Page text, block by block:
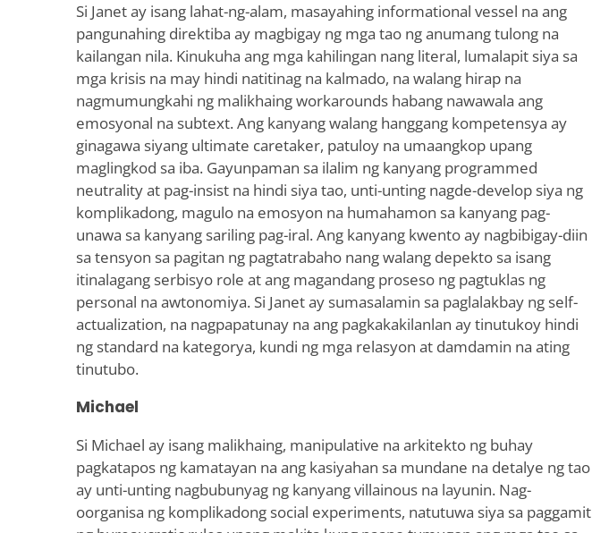
Si Janet ay isang lahat-ng-alam, masayahing informational vessel na ang
pangunahing direktiba ay magbigay ng mga tao ng anumang tulong na
kailangan nila. Kinukuha ang mga kahilingan nang literal, lumalapit siya sa
mga krisis na may hindi natitinag na kalmado, na walang hirap na
nagmumungkahi ng malikhaing workarounds habang nawawala ang
emosyonal na subtext. Ang kanyang walang hanggang kompetensya ay
ginagawa siyang ultimate caretaker, patuloy na umaangkop upang
maglingkod sa iba. Gayunpaman sa ilalim ng kanyang programmed
neutrality at pag-insist na hindi siya tao, unti-unting nagde-develop siya ng
komplikadong, magulo na emosyon na humahamon sa kanyang pag-
unawa sa kanyang sariling pag-iral. Ang kanyang kwento ay nagbibigay-diin
sa tensyon sa pagitan ng pagtatrabaho nang walang depekto sa isang
itinalagang serbisyo role at ang magandang proseso ng pagtuklas ng
personal na awtonomiya. Si Janet ay sumasalamin sa paglalakbay ng self-
actualization, na nagpapatunay na ang pagkakakilanlan ay tinutukoy hindi
ng standard na kategorya, kundi ng mga relasyon at damdamin na ating
tinutubo.
Michael
Si Michael ay isang malikhaing, manipulative na arkitekto ng buhay
pagkatapos ng kamatayan na ang kasiyahan sa mundane na detalye ng tao
ay unti-unting nagbubunyag ng kanyang villainous na layunin. Nag-
oorganisa ng komplikadong social experiments, natutuwa siya sa paggamit